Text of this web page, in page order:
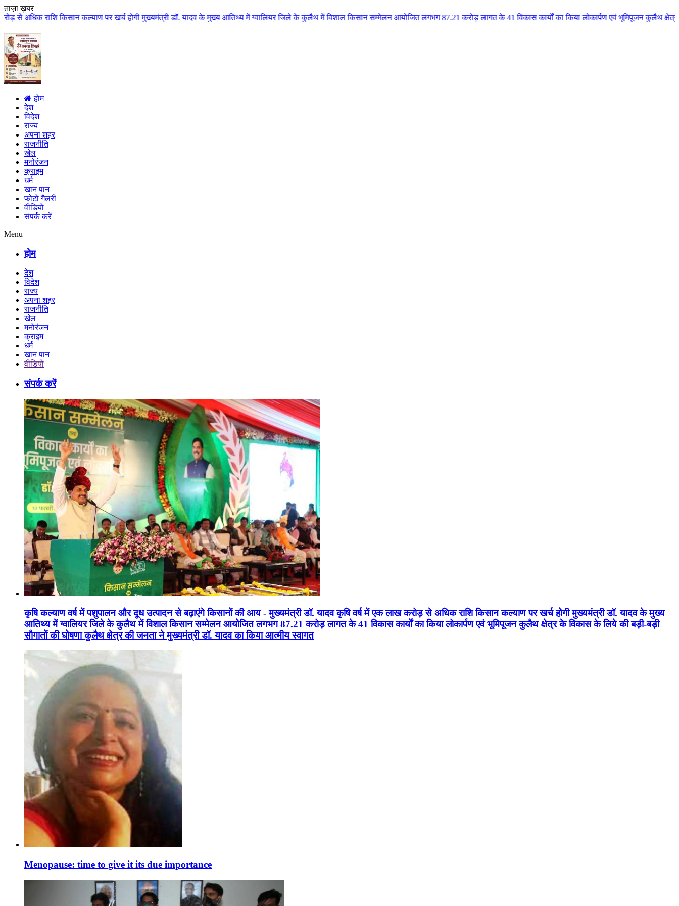
ताज़ा ख़बर
कल्याण पर खर्च होगी मुख्यमंत्री डॉ. यादव के मुख्य आतिथ्य में ग्वालियर जिले के कुलैथ में विशाल किसान सम्मेलन आयोजित लगभग 87.21 करोड़ लागत के 41 विकास कार्यों का किया लोकार्पण एवं भूमिपूजन कुलैथ क्षेत्र के विकास के लिये
होम
देश
विदेश
राज्य
अपना शहर
राजनीति
खेल
मनोरंजन
क्राइम
धर्म
खान पान
फोटो गैलरी
वीडियो
संपर्क करें
Menu
होम
देश
विदेश
राज्य
अपना शहर
राजनीति
खेल
मनोरंजन
क्राइम
धर्म
खान पान
वीडियो
संपर्क करें
कृषि कल्याण वर्ष में पशुपालन और दूध उत्पादन से बढ़ाएंगे किसानों की आय - मुख्यमंत्री डॉ. यादव कृषि वर्ष में एक लाख करोड़ से अधिक राशि किसान कल्याण पर खर्च होगी मुख्यमंत्री डॉ. यादव के मुख्य
आतिथ्य में ग्वालियर जिले के कुलैथ में विशाल किसान सम्मेलन आयोजित लगभग 87.21 करोड़ लागत के 41 विकास कार्यों का किया लोकार्पण एवं भूमिपूजन कुलैथ क्षेत्र के विकास के लिये की बड़ी-बड़ी
सौगातों की घोषणा कुलैथ क्षेत्र की जनता ने मुख्यमंत्री डॉ. यादव का किया आत्मीय स्वागत
Menopause: time to give it its due importance